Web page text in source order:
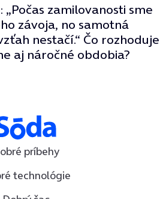
zamilovanosti sme
závoja, no samotná
nestačí.“ Čo rozhoduje
aj náročné obdobia?
príbehy
technológie